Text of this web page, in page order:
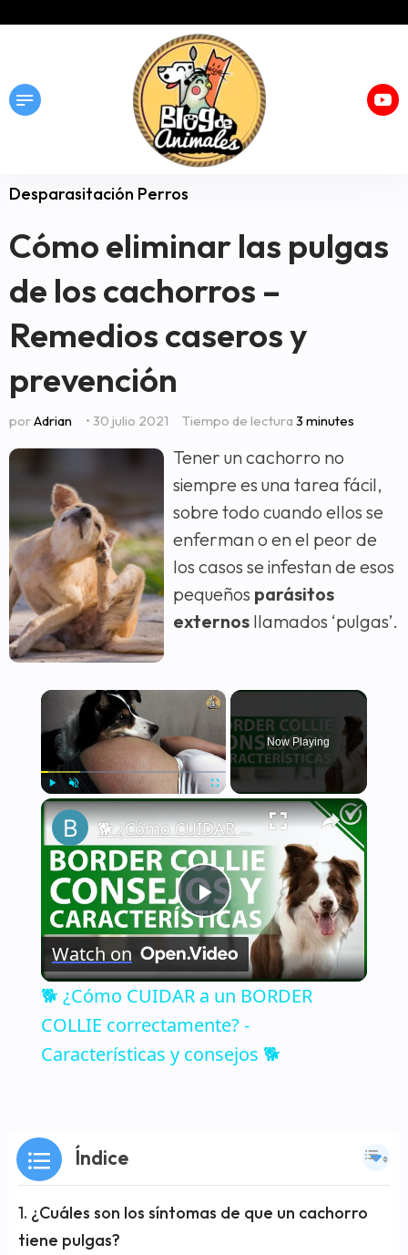
Desparasitación Perros
Cómo eliminar las pulgas
de los cachorros –
Remedios caseros y
prevención
porAdrian • 30 julio 2021 Tiempo de lectura 3 minutes
Tener un cachorro no
siempre es una tarea fácil,
sobre todo cuando ellos se
enferman o en el peor de
los casos se infestan de esos
pequeños parásitos
externos llamados ‘pulgas’.
×
Play Unmute Fullscreen
Now Playing
×
Play
Video
🐕 ¿Cómo CUIDAR a un BORDER COLLIE correctamente? - Características y consejos 🐕
Watch on
🐕 ¿Cómo CUIDAR a un BORDER
COLLIE correctamente? -
Características y consejos 🐕
Índice
¿Cuáles son los síntomas de que un cachorro
tiene pulgas?